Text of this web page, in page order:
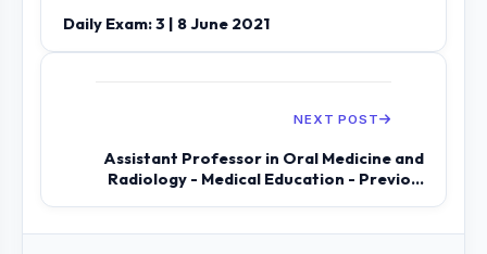
Daily Exam: 3 | 8 June 2021
NEXT POST
Assistant Professor in Oral Medicine and
Radiology - Medical Education - Previo...